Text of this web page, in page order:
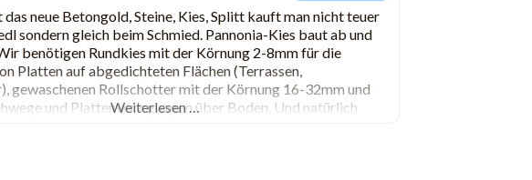
neue Betongold, Steine, Kies, Splitt kauft man nicht teuer
sondern gleich beim Schmied. Pannonia-Kies baut ab und
benötigen Rundkies mit der Körnung 2-8mm für die
Platten auf abgedichteten Flächen (Terrassen,
gewaschenen Rollschotter mit der Körnung 16-32mm und
und Plattenverlegungen über Boden. Und natürlich
Weiterlesen …